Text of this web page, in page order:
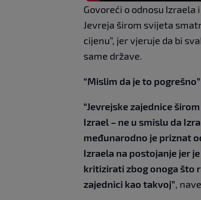
Govoreći o odnosu Izraela
Jevreja širom svijeta
cijenu”, jer vjeruje da bi
same države.
“Mislim da je to pogrešno”
“Jevrejske zajednice
Izrael – ne u smislu da
međunarodno je priznat
Izraela na postojanje jer
kritizirati zbog onoga što
zajednici kao takvoj” ,